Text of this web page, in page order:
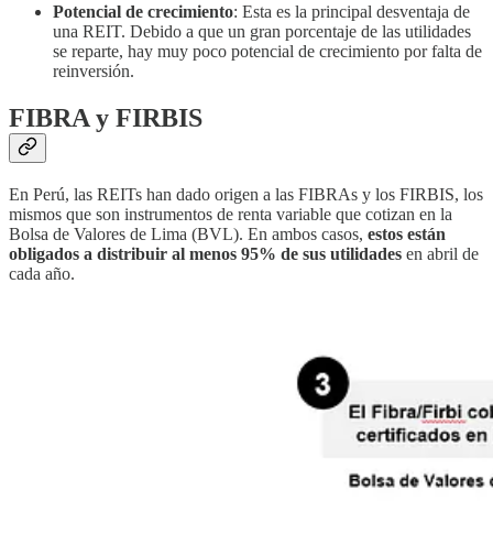
Potencial de crecimiento: Esta es la principal desventaja de
una REIT. Debido a que un gran porcentaje de las utilidades
se reparte, hay muy poco potencial de crecimiento por falta de
reinversión.
FIBRA y FIRBIS
En Perú, las REITs han dado origen a las FIBRAs y los FIRBIS, los
mismos que son instrumentos de renta variable que cotizan en la
Bolsa de Valores de Lima (BVL). En ambos casos, estos están
obligados a distribuir al menos 95% de sus utilidades en abril de
cada año.